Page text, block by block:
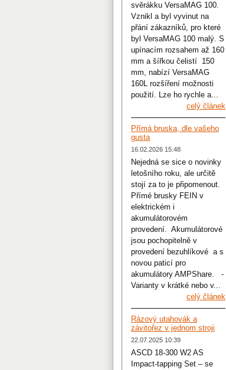
svěrákku VersaMAG 100.
Vznikl a byl vyvinut na
přání zákazníků, pro které
byl VersaMAG 100 malý. S
upínacím rozsahem až 160
mm a šířkou čelistí 150
mm, nabízí VersaMAG
160L rozšíření možnosti
použití. Lze ho rychle a...
celý článek
Přímá bruska, dle vašeho
gusta
16.02.2026 15:48
Nejedná se sice o novinky
letošního roku, ale určitě
stojí za to je připomenout.
Přímé brusky FEIN v
elektrickém i
akumulátorovém
provedení. Akumulátorové
jsou pochopitelně v
provedení bezuhlíkové a s
novou paticí pro
akumulátory AMPShare. -
Varianty v krátké nebo v...
celý článek
Rázový utahovák a
závitořez v jednom stroji
22.07.2025 10:39
ASCD 18-300 W2 AS
Impact-tapping Set – se